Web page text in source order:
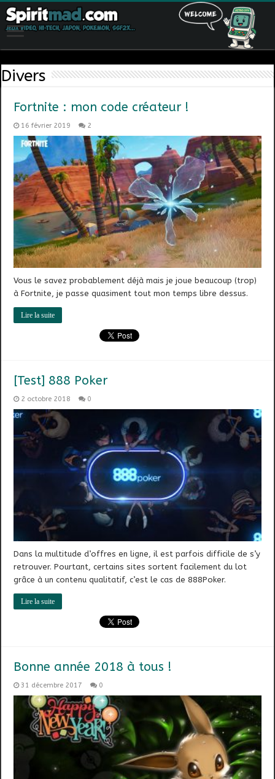
Divers
Fortnite : mon code créateur !
16 février 2019 2
Vous le savez probablement déjà mais je joue beaucoup (trop)
à Fortnite, je passe quasiment tout mon temps libre dessus.
Lire la suite
[Test] 888 Poker
2 octobre 2018 0
Dans la multitude d’offres en ligne, il est parfois difficile de s’y
retrouver. Pourtant, certains sites sortent facilement du lot
grâce à un contenu qualitatif, c’est le cas de 888Poker.
Lire la suite
Bonne année 2018 à tous !
31 décembre 2017 0